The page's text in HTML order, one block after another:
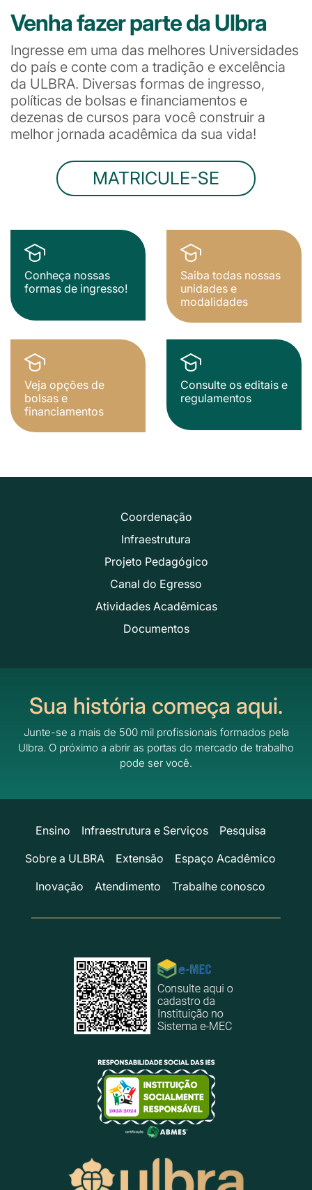
Venha fazer parte da Ulbra
Ingresse em uma das melhores Universidades
do país e conte com a tradição e excelência
da ULBRA. Diversas formas de ingresso,
políticas de bolsas e financiamentos e
dezenas de cursos para você construir a
melhor jornada acadêmica da sua vida!
MATRICULE-SE
Conheça nossas
formas de ingresso!
Saiba todas nossas
unidades e
modalidades
Veja opções de
bolsas e
financiamentos
Consulte os editais e
regulamentos
Coordenação
Infraestrutura
Projeto Pedagógico
Canal do Egresso
Atividades Acadêmicas
Documentos
Sua história começa aqui.
Junte-se a mais de 500 mil profissionais formados pela
Ulbra. O próximo a abrir as portas do mercado de trabalho
pode ser você.
Ensino Infraestrutura e Serviços
Pesquisa
Sobre a ULBRA
Extensão
Espaço Acadêmico
Inovação
Atendimento Trabalhe conosco